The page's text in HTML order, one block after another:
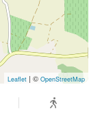
the
Culinaire
Leaflet | © OpenStreetMap